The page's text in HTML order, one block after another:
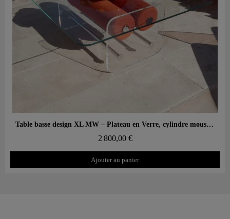
Aperçu rapide Table basse design XL MW – Plateau en Verre, cylindre mousse alvéolaire
2 800,00 €
Ajouter au panier